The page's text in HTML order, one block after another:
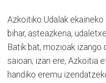
Azkoitiko Udalak
bihar, asteazkena,
Batik bat, mozioak izango
saioan; izan ere, Azkoitia
handiko eremu